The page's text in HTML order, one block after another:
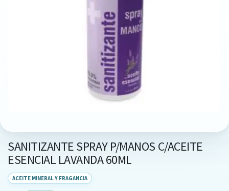
SANITIZANTE SPRAY P/MANOS C/ACEITE
ESENCIAL LAVANDA 60ML
ACEITE MINERAL Y FRAGANCIA